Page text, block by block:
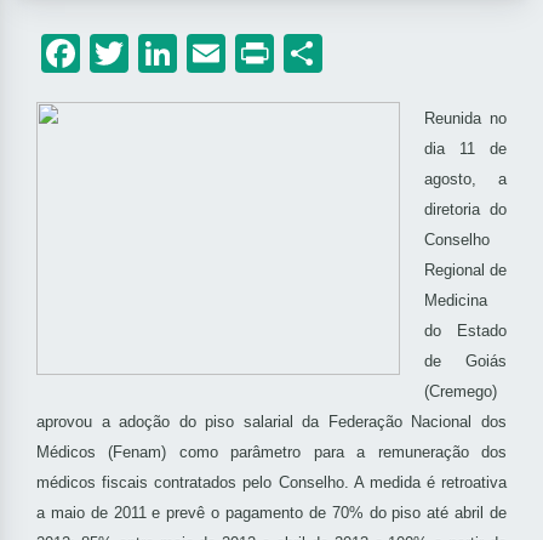
Facebook
Twitter
LinkedIn
Email
Print
Reunida no
dia 11 de
agosto, a
diretoria do
Conselho
Regional de
Medicina
do Estado
de Goiás
(Cremego)
aprovou a adoção do piso salarial da Federação Nacional dos
Médicos (Fenam) como parâmetro para a remuneração dos
médicos fiscais contratados pelo Conselho. A medida é retroativa
a maio de 2011 e prevê o pagamento de 70% do piso até abril de